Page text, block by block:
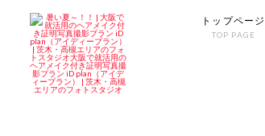
トップページ
TOP PAGE